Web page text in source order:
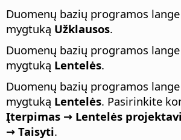
Duomenų bazių programos
mygtuką Užklausos.
Duomenų bazių programos
mygtuką Lentelės.
Duomenų bazių programos
mygtuką Lentelės. Pasirinkite
Įterpimas → Lentelės
→ Taisyti.